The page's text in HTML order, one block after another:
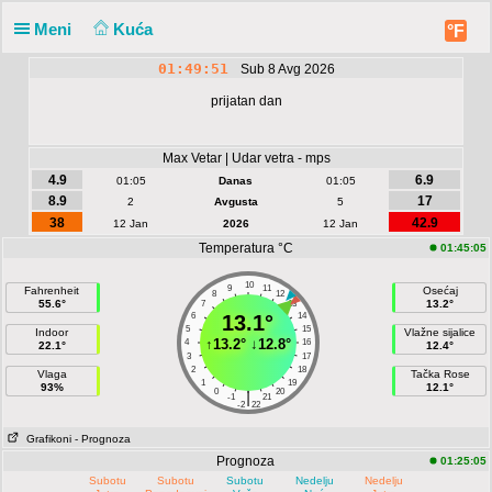
Meni Kuća °F
01:49:51 Sub 8 Avg 2026
prijatan dan
Max Vetar | Udar vetra - mps
4.9
01:05 Danas 01:05
6.9
8.9
2 Avgusta 5
17
38
12 Jan 2026 12 Jan
42.9
Temperatura °C
01:45:05
Fahrenheit
55.6°
Indoor
22.1°
Vlaga
93%
10
9 11
8
12
7
13
6
14
5
15
4
16
3
17
2
18
1
19
0
20
-1 21
|
-2 22
13.1°
↑13.2°↓12.8°
Osećaj
13.2°
Vlažne sijalice
12.4°
Tačka Rose
12.1°
Grafikoni - Prognoza
Prognoza
01:25:05
Subotu
Subotu
Subotu
Nedelju
Nedelju